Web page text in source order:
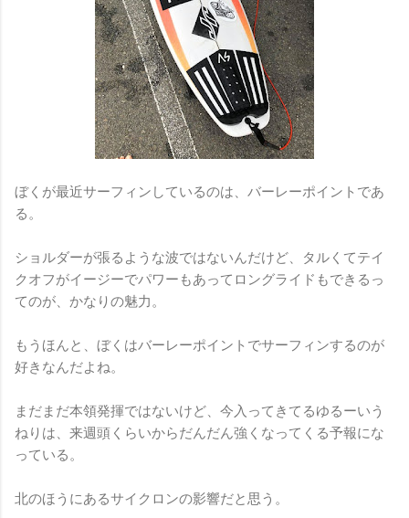
ぼくが最近サーフィンしているのは、バーレーポイントであ
る。
ショルダーが張るような波ではないんだけど、タルくてテイ
クオフがイージーでパワーもあってロングライドもできるっ
てのが、かなりの魅力。
もうほんと、ぼくはバーレーポイントでサーフィンするのが
好きなんだよね。
まだまだ本領発揮ではないけど、今入ってきてるゆるーいう
ねりは、来週頭くらいからだんだん強くなってくる予報にな
っている。
北のほうにあるサイクロンの影響だと思う。